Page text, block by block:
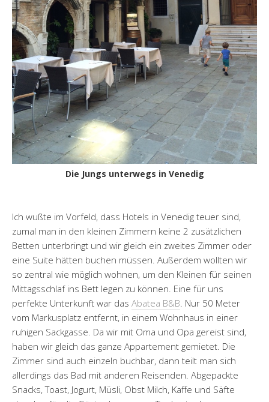
Die Jungs unterwegs in Venedig
Ich wußte im Vorfeld, dass Hotels in Venedig teuer sind,
zumal man in den kleinen Zimmern keine 2 zusätzlichen
Betten unterbringt und wir gleich ein zweites Zimmer oder
eine Suite hätten buchen müssen. Außerdem wollten wir
so zentral wie möglich wohnen, um den Kleinen für seinen
Mittagsschlaf ins Bett legen zu können. Eine für uns
perfekte Unterkunft war das Abatea B&B . Nur 50 Meter
vom Markusplatz entfernt, in einem Wohnhaus in einer
ruhigen Sackgasse. Da wir mit Oma und Opa gereist sind,
haben wir gleich das ganze Appartement gemietet. Die
Zimmer sind auch einzeln buchbar, dann teilt man sich
allerdings das Bad mit anderen Reisenden. Abgepackte
Snacks, Toast, Jogurt, Müsli, Obst Milch, Kaffe und Säfte